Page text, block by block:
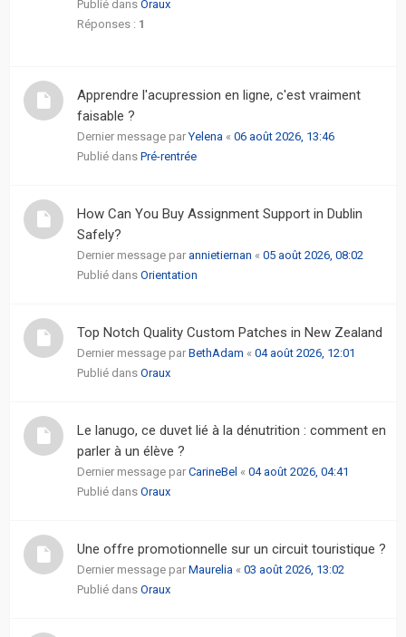
Publié dans Oraux
Réponses : 1
Apprendre l'acupression en ligne, c'est vraiment
faisable ?
Dernier message parYelena « 06 août 2026, 13:46
Publié dans Pré-rentrée
How Can You Buy Assignment Support in Dublin
Safely?
Dernier message par annietiernan « 05 août 2026, 08:02
Publié dans Orientation
Top Notch Quality Custom Patches in New Zealand
Dernier message par BethAdam « 04 août 2026, 12:01
Publié dans Oraux
Le lanugo, ce duvet lié à la dénutrition : comment en
parler à un élève ?
Dernier message par CarineBel « 04 août 2026, 04:41
Publié dans Oraux
Une offre promotionnelle sur un circuit touristique ?
Dernier message par Maurelia « 03 août 2026, 13:02
Publié dans Oraux